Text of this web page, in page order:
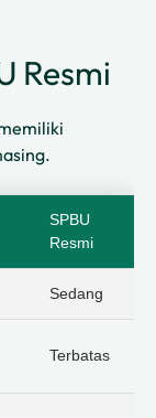
Resmi
SPBU
Resmi
Sedang
Terbatas